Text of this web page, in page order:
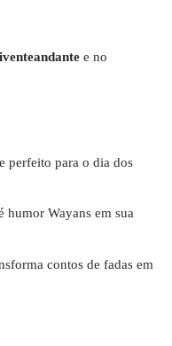
e no
perfeito para o dia dos
humor Wayans em sua
contos de fadas em